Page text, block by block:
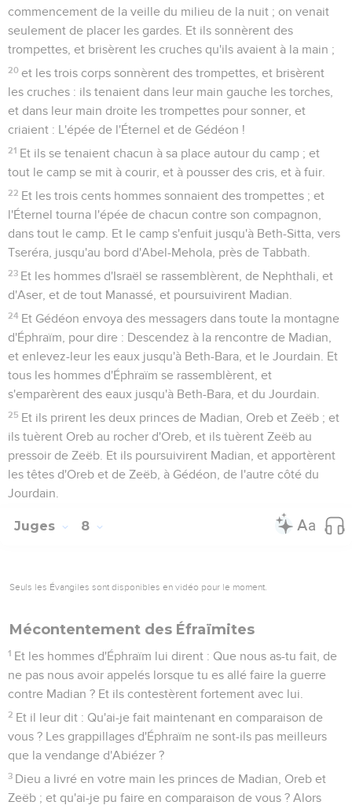
commencement de la veille du milieu de la nuit ; on venait
seulement de placer les gardes. Et ils sonnèrent des
trompettes, et brisèrent les cruches qu'ils avaient à la main ;
20 et les trois corps sonnèrent des trompettes, et brisèrent
les cruches : ils tenaient dans leur main gauche les torches,
et dans leur main droite les trompettes pour sonner, et
criaient : L'épée de l'Éternel et de Gédéon !
21 Et ils se tenaient chacun à sa place autour du camp ; et
tout le camp se mit à courir, et à pousser des cris, et à fuir.
22 Et les trois cents hommes sonnaient des trompettes ; et
l'Éternel tourna l'épée de chacun contre son compagnon,
dans tout le camp. Et le camp s'enfuit jusqu'à Beth-Sitta, vers
Tseréra, jusqu'au bord d'Abel-Mehola, près de Tabbath.
23 Et les hommes d'Israël se rassemblèrent, de Nephthali, et
d'Aser, et de tout Manassé, et poursuivirent Madian.
24 Et Gédéon envoya des messagers dans toute la montagne
d'Éphraïm, pour dire : Descendez à la rencontre de Madian,
et enlevez-leur les eaux jusqu'à Beth-Bara, et le Jourdain. Et
tous les hommes d'Éphraïm se rassemblèrent, et
s'emparèrent des eaux jusqu'à Beth-Bara, et du Jourdain.
25 Et ils prirent les deux princes de Madian, Oreb et Zeëb ; et
ils tuèrent Oreb au rocher d'Oreb, et ils tuèrent Zeëb au
pressoir de Zeëb. Et ils poursuivirent Madian, et apportèrent
les têtes d'Oreb et de Zeëb, à Gédéon, de l'autre côté du
Jourdain.
Juges 8
Seuls les Évangiles sont disponibles en vidéo pour le moment.
Mécontentement des Éfraïmites
1 Et les hommes d'Éphraïm lui dirent : Que nous as-tu fait, de
ne pas nous avoir appelés lorsque tu es allé faire la guerre
contre Madian ? Et ils contestèrent fortement avec lui.
2 Et il leur dit : Qu'ai-je fait maintenant en comparaison de
vous ? Les grappillages d'Éphraïm ne sont-ils pas meilleurs
que la vendange d'Abiézer ?
3 Dieu a livré en votre main les princes de Madian, Oreb et
Zeëb ; et qu'ai-je pu faire en comparaison de vous ? Alors